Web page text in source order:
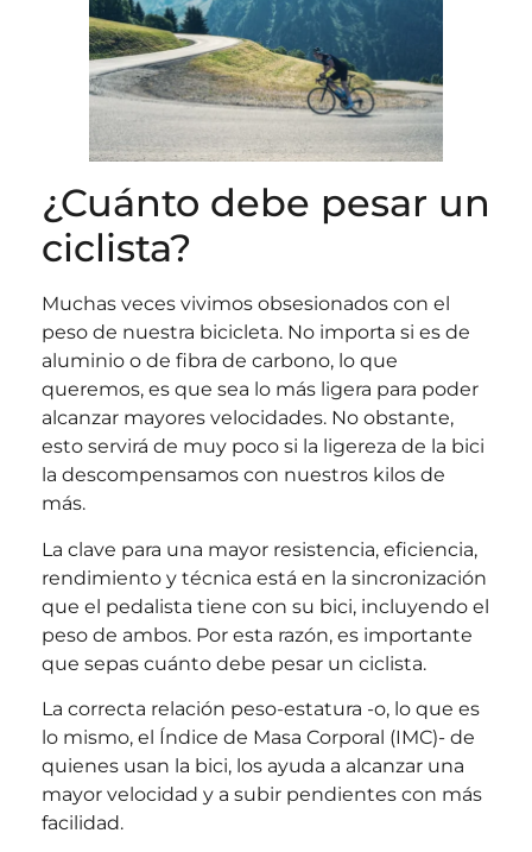
¿Cuánto debe pesar un
ciclista?
Muchas veces vivimos obsesionados con el
peso de nuestra bicicleta. No importa si es de
aluminio o de fibra de carbono, lo que
queremos, es que sea lo más ligera para poder
alcanzar mayores velocidades. No obstante,
esto servirá de muy poco si la ligereza de la bici
la descompensamos con nuestros kilos de
más.
La clave para una mayor resistencia, eficiencia,
rendimiento y técnica está en la sincronización
que el pedalista tiene con su bici, incluyendo el
peso de ambos. Por esta razón, es importante
que sepas cuánto debe pesar un ciclista.
La correcta relación peso-estatura -o, lo que es
lo mismo, el Índice de Masa Corporal (IMC)- de
quienes usan la bici, los ayuda a alcanzar una
mayor velocidad y a subir pendientes con más
facilidad.